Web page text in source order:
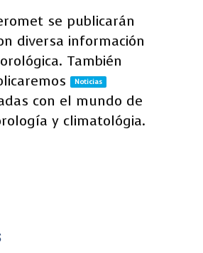
se publicarán
diversa información
También
Noticias
con el mundo de
y climatológia.